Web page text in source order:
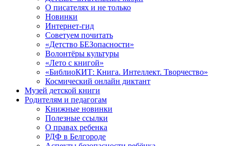
О писателях и не только
Новинки
Интернет-гид
Советуем почитать
«Детство БЕЗопасности»
Волонтёры культуры
«Лето с книгой»
«БиблиоКИТ: Книга. Интеллект. Творчество»
Космический онлайн диктант
Музей детской книги
Родителям и педагогам
Книжные новинки
Полезные ссылки
О правах ребенка
РДФ в Белгороде